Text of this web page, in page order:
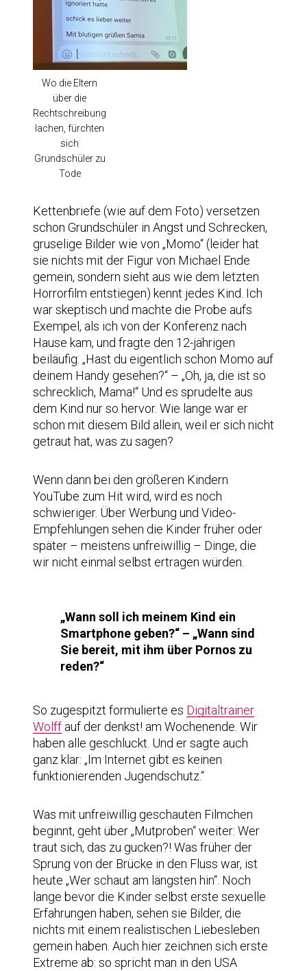
Wo die Eltern
über die
Rechtschreibung
lachen, fürchten
sich
Grundschüler zu
Tode
Kettenbriefe (wie auf dem Foto) versetzen
schon Grundschüler in Angst und Schrecken,
gruselige Bilder wie von „Momo“ (leider hat
sie nichts mit der Figur von Michael Ende
gemein, sondern sieht aus wie dem letzten
Horrorfilm entstiegen) kennt jedes Kind. Ich
war skeptisch und machte die Probe aufs
Exempel, als ich von der Konferenz nach
Hause kam, und fragte den 12-jährigen
beiläufig: „Hast du eigentlich schon Momo auf
deinem Handy gesehen?“ – „Oh, ja, die ist so
schrecklich, Mama!“ Und es sprudelte aus
dem Kind nur so hervor. Wie lange war er
schon mit diesem Bild allein, weil er sich nicht
getraut hat, was zu sagen?
Wenn dann bei den größeren Kindern
YouTube zum Hit wird, wird es noch
schwieriger. Über Werbung und Video-
Empfehlungen sehen die Kinder früher oder
später – meistens unfreiwillig – Dinge, die
wir nicht einmal selbst ertragen würden.
„Wann soll ich meinem Kind ein
Smartphone geben?“ – „Wann sind
Sie bereit, mit ihm über Pornos zu
reden?“
So zugespitzt formulierte es Digitaltrainer
Wolff auf der denkst! am Wochenende. Wir
haben alle geschluckt. Und er sagte auch
ganz klar: „Im Internet gibt es keinen
funktionierenden Jugendschutz.“
Was mit unfreiwillig geschauten Filmchen
beginnt, geht über „Mutproben“ weiter: Wer
traut sich, das zu gucken?! Was früher der
Sprung von der Brücke in den Fluss war, ist
heute „Wer schaut am längsten hin“. Noch
lange bevor die Kinder selbst erste sexuelle
Erfahrungen haben, sehen sie Bilder, die
nichts mit einem realistischen Liebesleben
gemein haben. Auch hier zeichnen sich erste
Extreme ab: so spricht man in den USA